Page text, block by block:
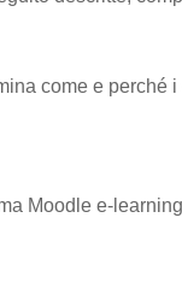
come e
Moodle e-